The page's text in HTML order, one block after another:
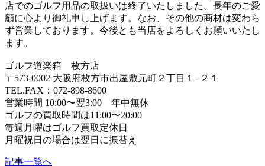
店でのゴルフ用品の取扱いは終了いたしました。長年のご愛
顧に心より御礼申し上げます。なお、その他の商材は変わら
ず営業しております。今後とも当店をよろしくお願いいたし
ます。
ゴルフ道楽箱 枚方店
〒573-0002 大阪府枚方市出屋敷元町２丁目１−２１
TEL.FAX：072-898-8600
営業時間 10:00〜翌3:00 年中無休
ゴルフの買取時間は11:00〜20:00
毎週月曜はゴルフ買取定休日
月曜祝日の場合は翌日に振替え
記事一覧へ